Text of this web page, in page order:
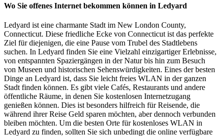
Wo Sie offenes Internet bekommen können in Ledyard
Ledyard ist eine charmante Stadt im New London County,
Connecticut. Diese friedliche Ecke von Connecticut ist das perfekte
Ziel für diejenigen, die eine Pause vom Trubel des Stadtlebens
suchen. In Ledyard finden Sie eine Vielzahl einzigartiger Erlebnisse,
von entspannten Spaziergängen in der Natur bis hin zum Besuch
von Museen und historischen Sehenswürdigkeiten. Eines der besten
Dinge an Ledyard ist, dass Sie leicht freies WLAN in der ganzen
Stadt finden können. Es gibt viele Cafés, Restaurants und andere
öffentliche Räume, in denen Sie kostenlosen Internetzugang
genießen können. Dies ist besonders hilfreich für Reisende, die
während ihrer Reise Geld sparen möchten, aber dennoch verbunden
bleiben möchten. Um die besten Orte für kostenloses WLAN in
Ledyard zu finden, sollten Sie sich unbedingt die online verfügbare